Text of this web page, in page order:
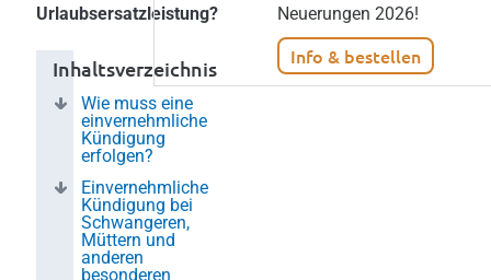
Urlaubsersatzleistung?
Inhaltsverzeichnis
Wie muss eine
einvernehmliche
Kündigung
erfolgen?
Einvernehmliche
Kündigung bei
Schwangeren,
Müttern und
anderen
besonderen
Neuerungen 2026!
Info & bestellen